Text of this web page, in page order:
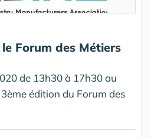
Forum des Métiers
de 13h30 à 17h30 au
édition du Forum des